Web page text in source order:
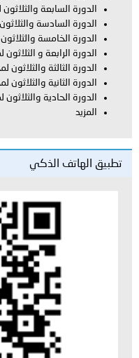
الدورة السابعة
الدورة السادسة
الدورة الخامسة
الدورة الرابعة و
الدورة الثالثة
الدورة الثانية والثلاثون
الدورة الحادية
المزيد
تطبيق الهاتف الذكي